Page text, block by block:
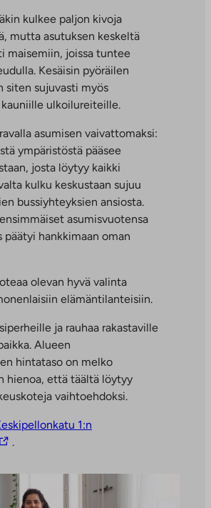
kulkee paljon kivoja
mutta asutuksen keskeltä
maisemiin, joissa tuntee
Kesäisin pyöräilen
siten sujuvasti myös
kauniille ulkoilureiteille.
asumisen vaivattomaksi:
ympäristöstä pääsee
josta löytyy kaikki
kulku keskustaan sujuu
bussiyhteyksien ansiosta.
asumisvuotensa
päätyi hankkimaan oman
olevan hyvä valinta
elämäntilanteisiin.
ja rauhaa rakastaville
Alueen
hintataso on melko
hienoa, että täältä löytyy
vaihtoehdoksi.
1:n
.